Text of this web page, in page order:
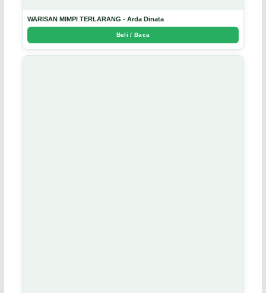
WARISAN MIMPI TERLARANG - Arda Dinata
Beli / Baca